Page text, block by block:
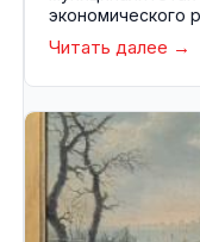
экономического
Читать далее